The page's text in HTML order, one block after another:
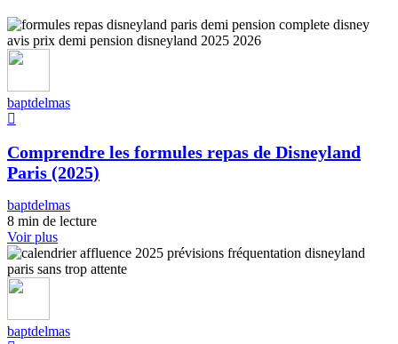
baptdelmas
Comprendre les formules repas de Disneyland
Paris (2025)
baptdelmas
8 min de lecture
Voir plus
baptdelmas